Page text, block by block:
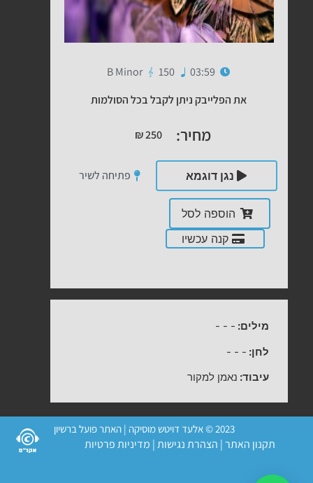
03:59
150
B Minor
את הפלייבק ניתן לקבל בכל הסולמות
מחיר: ₪250
נגן דוגמא פתיחה לשיר
הוספה לסל
קנה עכשיו
מילים: -
-
-
לחן: -
-
-
עיבוד: נאמן למקור
2023 © אלעד דויטש מוסיקה | האתר פועל ברשיון
תקנון האתר| הצהרת נגישות| מדיניות פרטיות